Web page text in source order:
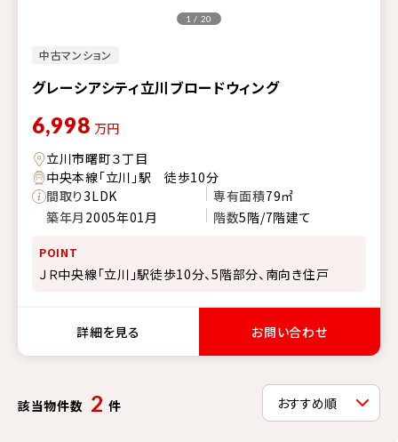
中古マンション
グレーシアシティ立川ブロードウィング
1 / 20
6,998 万円
立川市曙町３丁目
中央本線「立川」駅 徒歩10分
間取り3LDK 専有面積79㎡
築年月 2005年01月 階数5階/7階建て
POINT
ＪＲ中央線「立川」駅徒歩10分、5階部分、南向き住戸
詳細を見る お問い合わせ
該当物件数 2 件